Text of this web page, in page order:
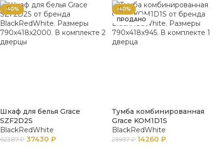
-40%
Шкаф для белья Grace
SZF2D2S
BlackRedWhite
62387₽ 37430 ₽
-40%
ПРОДАНО
Тумба комбинированная
Grace KOM1D1S
BlackRedWhite
23937₽ 14260 ₽